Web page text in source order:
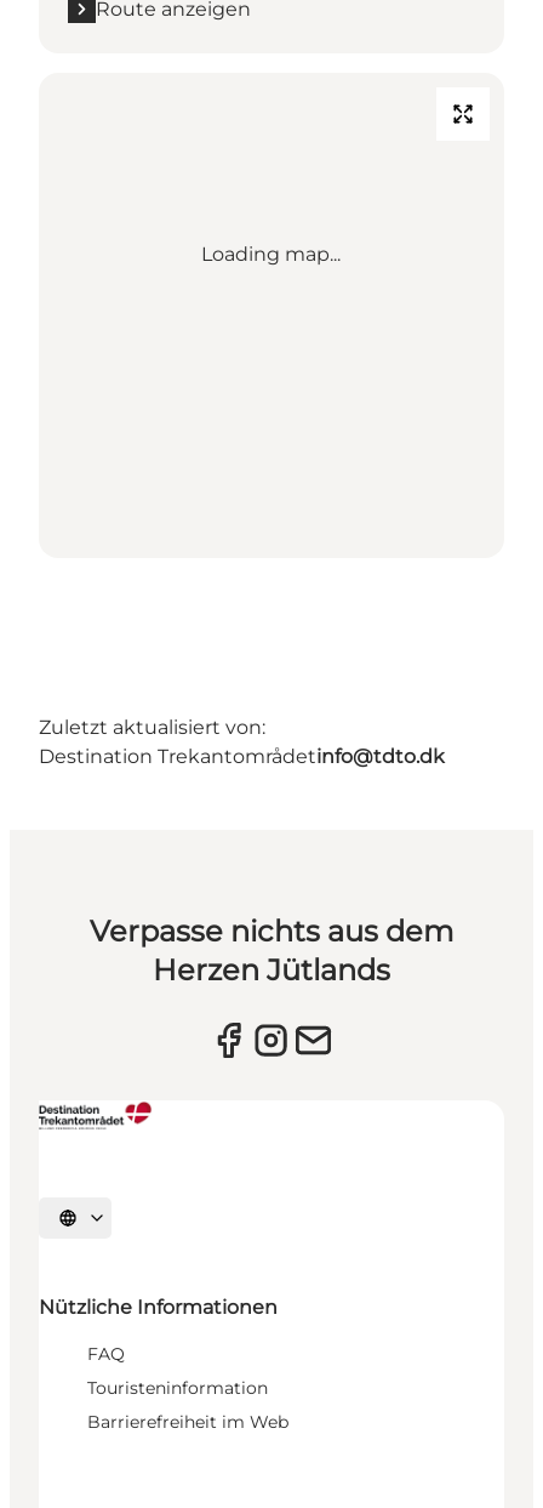
Route anzeigen
Loading map...
Zuletzt aktualisiert von:
Destination Trekantområdetinfo@tdto.dk
Verpasse nichts aus dem
Herzen Jütlands
Sprache auswählen
Nützliche Informationen
FAQ
Touristeninformation
Barrierefreiheit im Web